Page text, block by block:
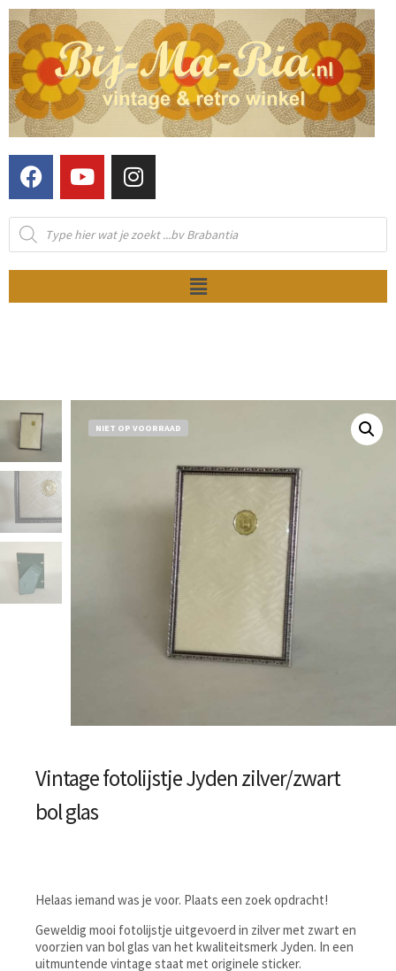
NIET OP VOORRAAD
Vintage fotolijstje Jyden zilver/zwart
bol glas
Helaas iemand was je voor. Plaats een zoek opdracht!
Geweldig mooi fotolijstje uitgevoerd in zilver met zwart en
voorzien van bol glas van het kwaliteitsmerk Jyden. In een
uitmuntende vintage staat met originele sticker.